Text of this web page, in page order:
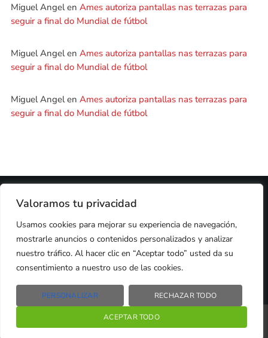
Valoramos tu privacidad
Usamos cookies para mejorar su experiencia de navegación,
mostrarle anuncios o contenidos personalizados y analizar
nuestro tráfico. Al hacer clic en “Aceptar todo” usted da su
consentimiento a nuestro uso de las cookies.
PERSONALIZAR RECHAZAR TODO
ACEPTAR TODO
play_arrow
Radio Líder Santiago – 97.7Fm
Santiago de Compostela
keyboard_arrow_right
Miguel Angelen Ames autoriza pantallas nas terrazas para
seguir a final do Mundial de fútbol
Miguel Angelen Ames autoriza pantallas nas terrazas para
seguir a final do Mundial de fútbol
Miguel Angelen Ames autoriza pantallas nas terrazas para
seguir a final do Mundial de fútbol
2024 © PROPIEDAD DE DEZASETE MEDIA SL
COOKIES
AVISO LEGAL
PUBLICIDAD
CONTACTO